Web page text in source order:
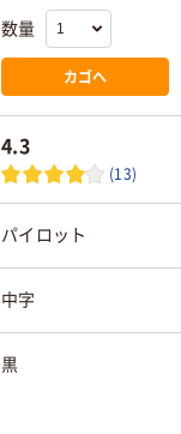
数量
カゴへ
4.3
(13)
パイロット
中字
黒